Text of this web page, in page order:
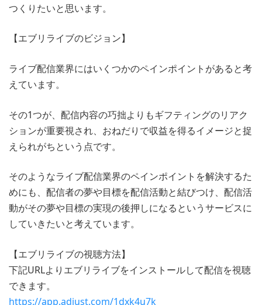
つくりたいと思います。
【エブリライブのビジョン】
ライブ配信業界にはいくつかのペインポイントがあると考
えています。
その1つが、配信内容の巧拙よりもギフティングのリアク
ションが重要視され、おねだりで収益を得るイメージと捉
えられがちという点です。
そのようなライブ配信業界のペインポイントを解決するた
めにも、配信者の夢や目標を配信活動と結びつけ、配信活
動がその夢や目標の実現の後押しになるというサービスに
していきたいと考えています。
【エブリライブの視聴方法】
下記URLよりエブリライブをインストールして配信を視聴
できます。
https://app.adjust.com/1dxk4u7k